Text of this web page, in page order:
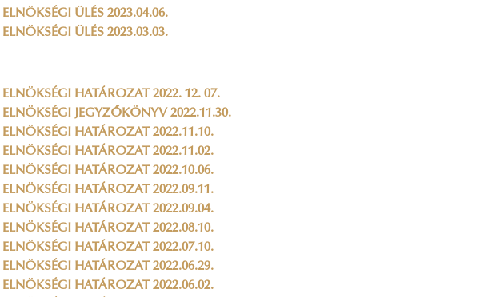
ELNÖKSÉGI ÜLÉS 2023.04.06.
ELNÖKSÉGI ÜLÉS 2023.03.03.
ELNÖKSÉGI HATÁROZAT 2022. 12. 07.
ELNÖKSÉGI JEGYZŐKÖNYV 2022.11.30.
ELNÖKSÉGI HATÁROZAT 2022.11.10.
ELNÖKSÉGI HATÁROZAT 2022.11.02.
ELNÖKSÉGI HATÁROZAT 2022.10.06.
ELNÖKSÉGI HATÁROZAT 2022.09.11.
ELNÖKSÉGI HATÁROZAT 2022.09.04.
ELNÖKSÉGI HATÁROZAT 2022.08.10.
ELNÖKSÉGI HATÁROZAT 2022.07.10.
ELNÖKSÉGI HATÁROZAT 2022.06.29.
ELNÖKSÉGI HATÁROZAT 2022.06.02.